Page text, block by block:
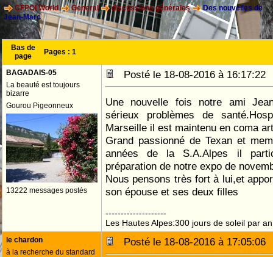
CFPOI World General discussions générales
Des nouvelles de
Jean-Marc
Bas de
page
Pages : 1
BAGADAIS-05
La beauté est toujours
bizarre
Gourou Pigeonneux
13222 messages postés
Posté le 18-08-2016 à
Une nouvelle fois notre ami
sérieux problèmes de
Marseille il est maintenu en coma
Grand passionné de Texan et
années de la S.A.Alpes il
préparation de notre expo de
Nous pensons très fort à lui,et
son épouse et ses deux filles
--------------------
Les Hautes Alpes:300 jours de soleil par an
le chardon
à la recherche du standard
Posté le 18-08-2016 à